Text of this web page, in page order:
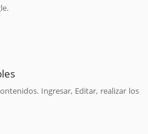
Ingresar, Editar, realizar los